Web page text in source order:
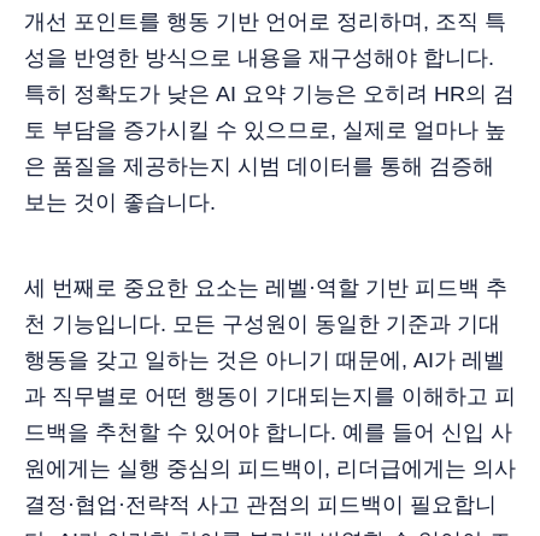
개선 포인트를 행동 기반 언어로 정리하며, 조직 특
성을 반영한 방식으로 내용을 재구성해야 합니다.
특히 정확도가 낮은 AI 요약 기능은 오히려 HR의 검
토 부담을 증가시킬 수 있으므로, 실제로 얼마나 높
은 품질을 제공하는지 시범 데이터를 통해 검증해
보는 것이 좋습니다.
세 번째로 중요한 요소는 레벨·역할 기반 피드백 추
천 기능입니다. 모든 구성원이 동일한 기준과 기대
행동을 갖고 일하는 것은 아니기 때문에, AI가 레벨
과 직무별로 어떤 행동이 기대되는지를 이해하고 피
드백을 추천할 수 있어야 합니다. 예를 들어 신입 사
원에게는 실행 중심의 피드백이, 리더급에게는 의사
결정·협업·전략적 사고 관점의 피드백이 필요합니